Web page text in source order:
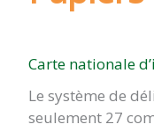
Carte nationale
Le système de
seulement 27